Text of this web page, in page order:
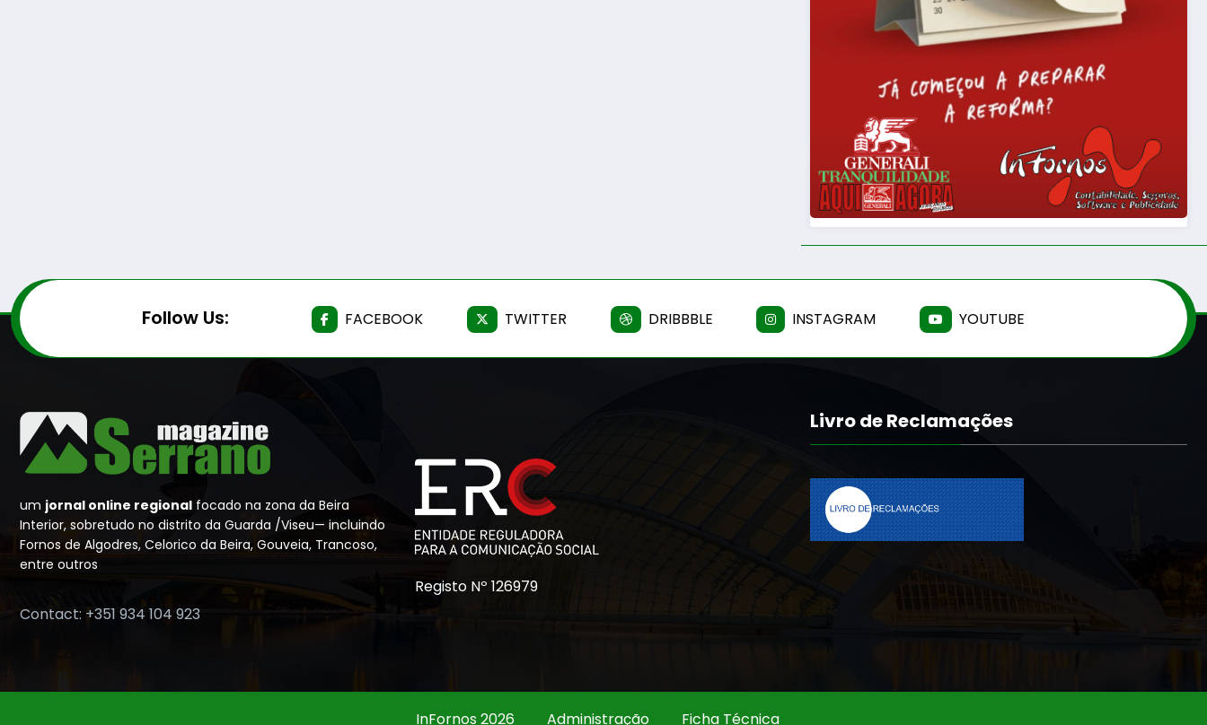
Follow Us: FACEBOOK TWITTER DRIBBBLE INSTAGRAM YOUTUBE
um jornal online regional focado na zona da Beira
Interior, sobretudo no distrito da Guarda /Viseu— incluindo
Fornos de Algodres, Celorico da Beira, Gouveia, Trancoso,
entre outros
Contact: +351 934 104 923
Registo Nº 126979
Livro de Reclamações
InFornos 2026 Administração Ficha Técnica